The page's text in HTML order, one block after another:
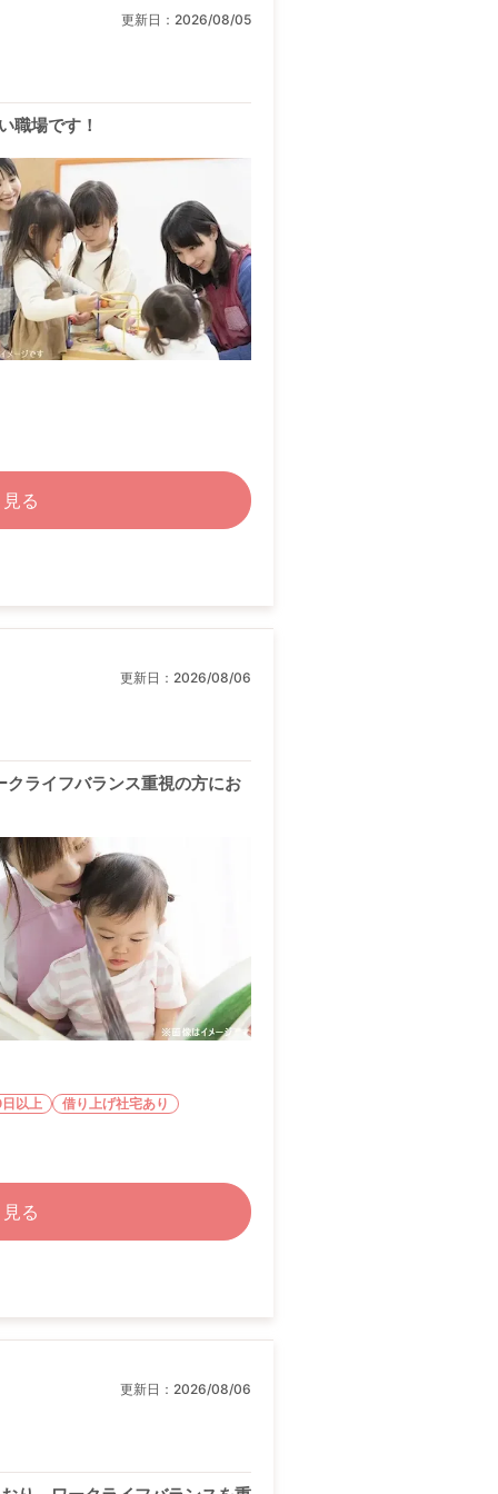
更新日： 2026/08/05
職場です！
る
更新日： 2026/08/06
ライフバランス重視の方にお
以上 借り上げ社宅あり
る
更新日： 2026/08/06